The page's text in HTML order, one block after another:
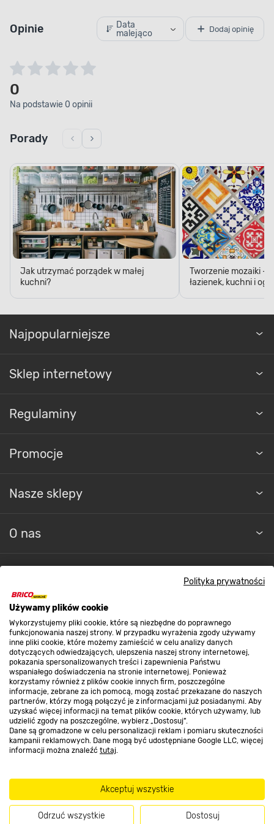
Polityka prywatności
Używamy plików cookie
Wykorzystujemy pliki cookie, które są niezbędne do poprawnego
funkcjonowania naszej strony. W przypadku wyrażenia zgody używamy
inne pliki cookie, które możemy zamieścić w celu analizy danych
dotyczących odwiedzających, ulepszenia naszej strony internetowej,
pokazania spersonalizowanych treści i zapewnienia Państwu
wspaniałego doświadczenia na stronie internetowej. Ponieważ
korzystamy również z plików cookie innych firm, poszczególne
informacje, zebrane za ich pomocą, mogą zostać przekazane do naszych
partnerów, którzy mogą połączyć je z informacjami już posiadanymi. Aby
uzyskać więcej informacji na temat plików cookie, których używamy, lub
udzielić zgody na poszczególne, wybierz „Dostosuj”.
Dane są gromadzone w celu personalizacji reklam i pomiaru skuteczności
kampanii reklamowych. Dane mogą być udostępniane Google LLC, więcej
informacji można znaleźć tutaj.
Akceptuj wszystkie
Odrzuć wszystkie Dostosuj
Opinie
Data
malejąco
Dodaj opinię
0
Na podstawie 0 opinii
Porady
Jak utrzymać porządek w małej
kuchni?
Tworzenie mozaiki -
łazienek, kuchni i
Najpopularniejsze
Sklep internetowy
Regulaminy
Promocje
Nasze sklepy
O nas
Strefa biznesu
Dołącz do nas
Metody płatności
Informacje handlowe o towarach i ich cenach podane na stronach serwisu:
https://www.bricomarche.pl/
nie stanowią oferty, a są wyłącznie
zaproszeniem do zawarcia umowy w rozumieniu art. 71 Kodeksu cywilnego.